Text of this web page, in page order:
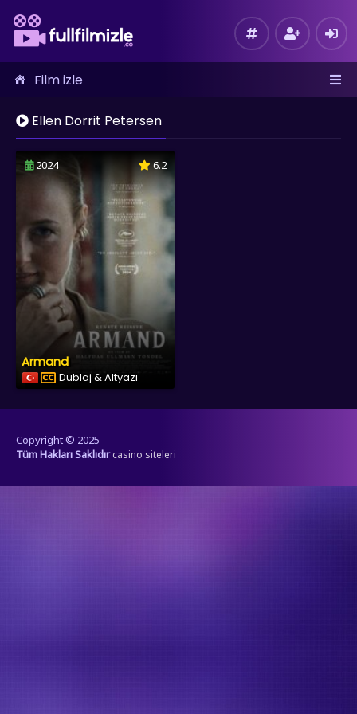
Film izle
Ellen Dorrit Petersen
2024 6.2
Armand
Dublaj & Altyazı
Copyright © 2025
Tüm Hakları Saklıdır casino siteleri